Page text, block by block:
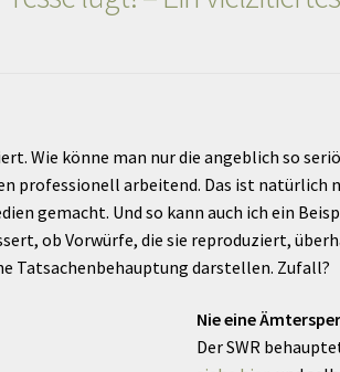
Wie könne man nur die angeblich so
professionell arbeitend. Das ist
gemacht. Und so kann auch ich ein
ob Vorwürfe, die sie reproduziert,
Tatsachenbehauptung darstellen. Zufall?
Nie eine
Der SWR